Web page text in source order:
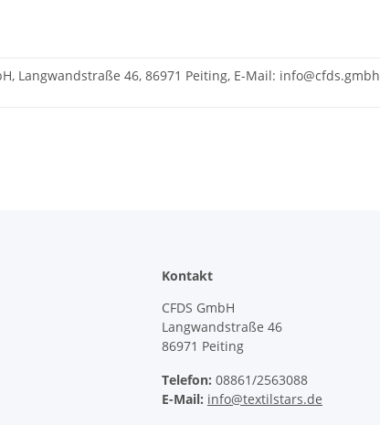
Langwandstraße 46, 86971 Peiting, E-Mail: info@cfds.gmbh
Kontakt
CFDS GmbH
Langwandstraße 46
86971 Peiting
Telefon: 08861/2563088
E-Mail: info@textilstars.de